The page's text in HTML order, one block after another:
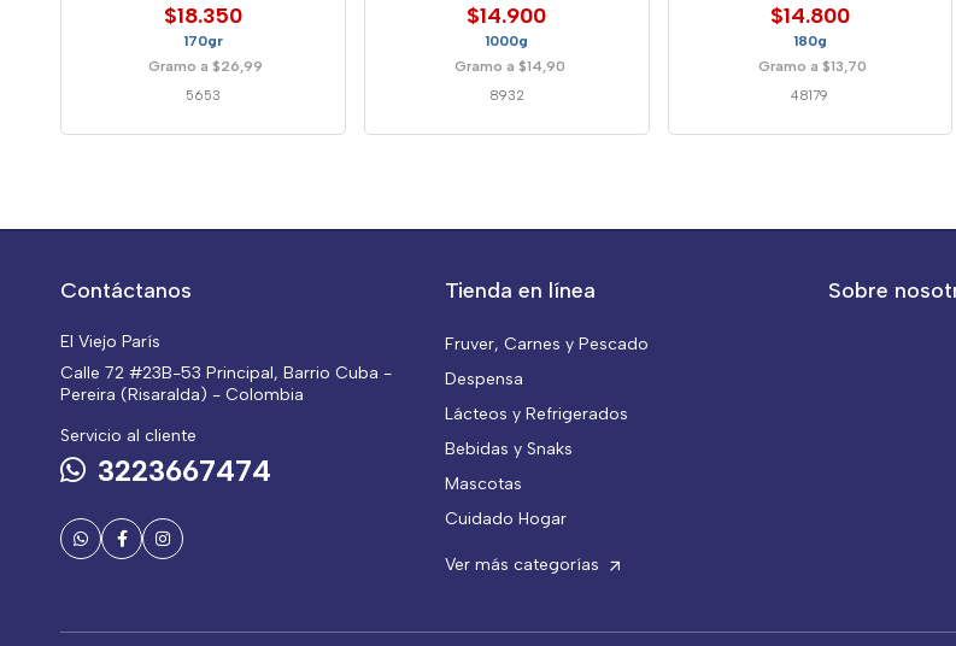
$18.350
170gr
Gramo a $26,99
5653
$14.900
1000g
Gramo a $14,90
8932
$14.800
180g
Gramo a $13,70
48179
Contáctanos
El Viejo París
Calle 72 #23B-53 Principal, Barrio Cuba -
Pereira (Risaralda) - Colombia
Servicio al cliente
3223667474
Tienda en línea
Fruver, Carnes y Pescado
Despensa
Lácteos y Refrigerados
Bebidas y Snaks
Mascotas
Cuidado Hogar
Ver más categorías
Sobre